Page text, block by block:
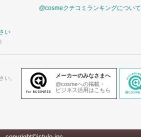
い
@cosmeクチコミランキングについて
い。
メーカーのみなさまへ
@cosmeへの掲載・
ビジネス活用はこちら